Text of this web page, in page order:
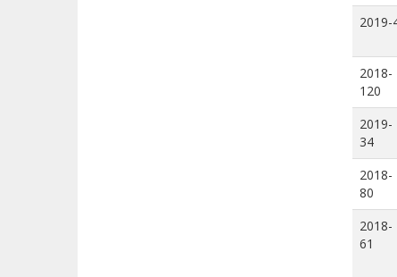
2019-
2018-
120
2019-
34
2018-
80
2018-
61